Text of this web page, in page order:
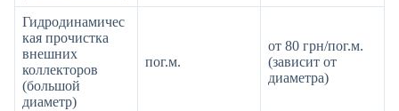
Гидродинамичес
кая прочистка
внешних
коллекторов
(большой
диаметр)
пог.м.
от 80 грн/пог.м.
(зависит от
диаметра)